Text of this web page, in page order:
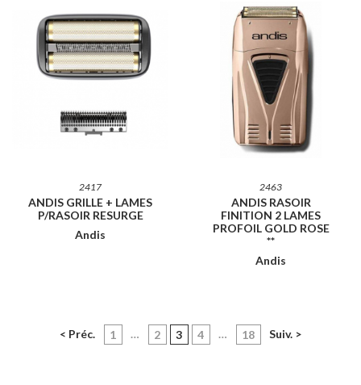
2417
ANDIS GRILLE + LAMES
P/RASOIR RESURGE
Andis
2463
ANDIS RASOIR
FINITION 2 LAMES
PROFOIL GOLD ROSE
**
Andis
< Préc. 1 … 2 3(current)
4 … 18 Suiv. >